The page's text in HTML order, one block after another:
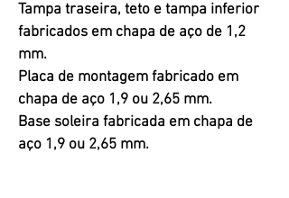
Tampa traseira, teto e tampa inferior
fabricados em chapa de aço de 1,2
mm.
Placa de montagem fabricado em
chapa de aço 1,9 ou 2,65 mm.
Base soleira fabricada em chapa de
aço 1,9 ou 2,65 mm.